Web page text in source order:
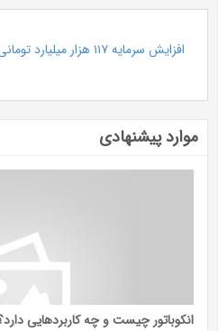
افزایش سرمایه ۱۱۷ هزار میلیارد تومانی بانک‌های...
موارد پیشنهادی
انکوباتور چیست و چه کاربردهایی دارد؟